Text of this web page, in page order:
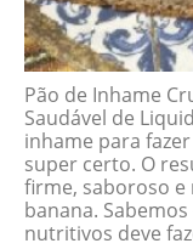
Pão de Inhame
Saudável de
inhame para
super certo. O
firme, saboroso
banana.
nutritivos deve